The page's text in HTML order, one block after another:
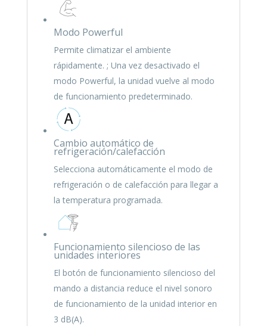
Modo Powerful
Permite climatizar el ambiente
rápidamente. ; Una vez desactivado el
modo Powerful, la unidad vuelve al modo
de funcionamiento predeterminado.
Cambio automático de
refrigeración/calefacción
Selecciona automáticamente el modo de
refrigeración o de calefacción para llegar a
la temperatura programada.
Funcionamiento silencioso de las
unidades interiores
El botón de funcionamiento silencioso del
mando a distancia reduce el nivel sonoro
de funcionamiento de la unidad interior en
3 dB(A).